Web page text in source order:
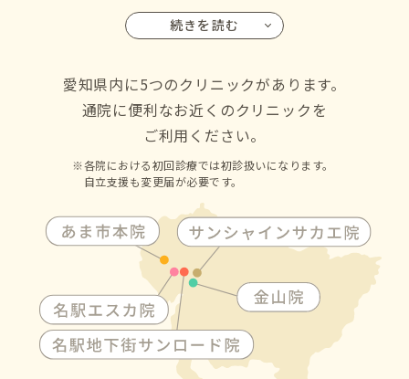
鉄バス・名古屋市営バスも名古屋駅に乗り入れているので、
名古屋市の千種区・東区・北区・西区・中村区・中区・昭
区・名東区・天白区にお住いの方からも通院して頂けます
続きを読む
愛知県内に5つのクリニックがあります。
通院に便利なお近くのクリニックを
ご利用ください。
各院における初回診療では初診扱いになります。
自立支援も変更届が必要です。